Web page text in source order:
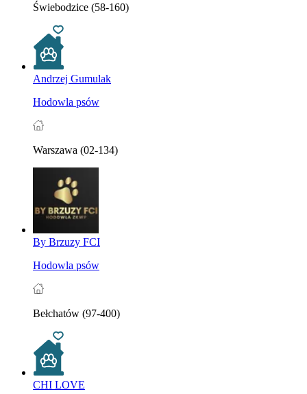
Świebodzice (58-160)
Andrzej Gumulak
Hodowla psów
Warszawa (02-134)
By Brzuzy FCI
Hodowla psów
Bełchatów (97-400)
CHI LOVE